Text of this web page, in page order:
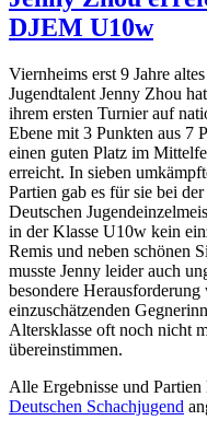
DJEM U10w
Viernheims erst 9 Jahre altes
Jugendtalent Jenny Zhou
ihrem ersten Turnier auf
Ebene mit 3 Punkten aus 7
einen guten Platz im
erreicht. In sieben
Partien gab es für sie bei der
Deutschen
in der Klasse U10w kein
Remis und neben schönen
musste Jenny leider auch
besondere
einzuschätzenden
Altersklasse oft noch nicht
übereinstimmen.
Alle Ergebnisse und
Deutschen Schachjugend